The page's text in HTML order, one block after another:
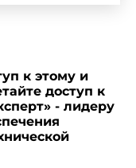
к этому и
доступ к
- лидеру